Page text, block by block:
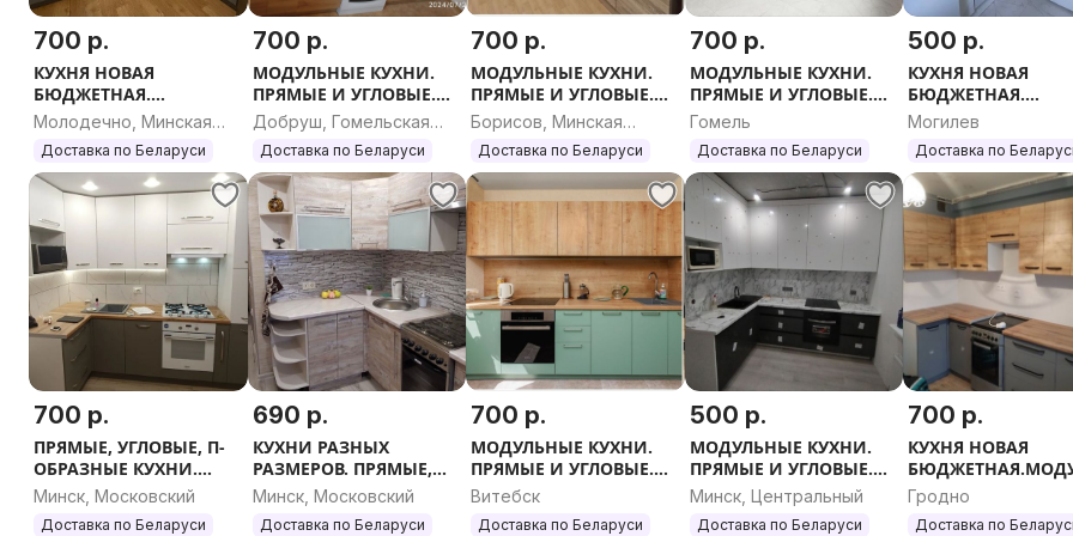
700 р.
КУХНЯ НОВАЯ
БЮДЖЕТНАЯ.
МОДУЛЬНЫЕ КУХНИ.
ПРЯМЫЕ И УГЛОВЫЕ.
ЛЮБОЙ РАЗМЕР.
Молодечно, Минская
область
Доставка по Беларуси
700 р.
МОДУЛЬНЫЕ КУХНИ.
ПРЯМЫЕ И УГЛОВЫЕ.
ЛЮБОЙ РАЗМЕР.
Добруш, Гомельская
область
Доставка по Беларуси
700 р.
МОДУЛЬНЫЕ КУХНИ.
ПРЯМЫЕ И УГЛОВЫЕ.
ЛЮБОЙ РАЗМЕР.
Борисов, Минская
область
Доставка по Беларуси
700 р.
МОДУЛЬНЫЕ КУХНИ.
ПРЯМЫЕ И УГЛОВЫЕ.
ЛЮБОЙ РАЗМЕР.
Гомель
Доставка по Беларуси
500 р.
КУХНЯ НОВАЯ
БЮДЖЕТНАЯ.
МОДУЛЬНЫЕ
ЛЮБОЙ РАЗМЕР.
Могилев
Доставка по
700 р.
ПРЯМЫЕ, УГЛОВЫЕ, П-
ОБРАЗНЫЕ КУХНИ.
НЕДОРОГО. КУХНЯ
НОВАЯ БЮДЖЕТНАЯ.
Минск, Московский
Доставка по Беларуси
690 р.
КУХНИ РАЗНЫХ
РАЗМЕРОВ. ПРЯМЫЕ,
УГЛОВЫЕ. 3Д ПРОЕКТ.
КУХНЯ НОВАЯ
Минск, Московский
Доставка по Беларуси
700 р.
МОДУЛЬНЫЕ КУХНИ.
ПРЯМЫЕ И УГЛОВЫЕ.
ЛЮБОЙ РАЗМЕР.
Витебск
Доставка по Беларуси
500 р.
МОДУЛЬНЫЕ КУХНИ.
ПРЯМЫЕ И УГЛОВЫЕ.
ЛЮБОЙ РАЗМЕР. КУХНЯ
НОВАЯ БЮДЖЕТНАЯ НА
Минск, Центральный
Доставка по Беларуси
700 р.
КУХНЯ НОВАЯ
ЫЕ КУХНИ.
УГЛОВЫЕ. ЛЮБОЙ
Гродно
Доставка по